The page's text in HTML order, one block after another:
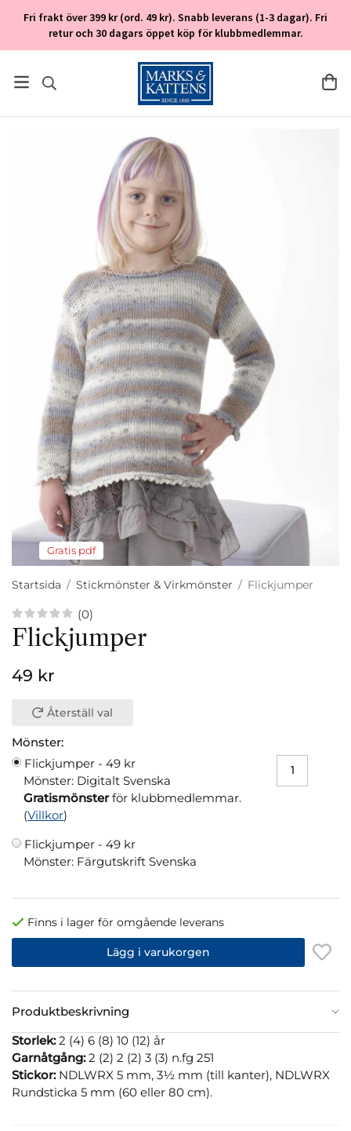
Fri frakt över 399 kr (ord. 49 kr). Snabb leverans (1-3 dagar). Fri
retur och 30 dagars öppet köp för klubbmedlemmar.
Gratis pdf
Startsida / Stickmönster & Virkmönster / Flickjumper
(0)
Flickjumper
49 kr
Återställ val
Mönster:
Flickjumper - 49 kr
Mönster: Digitalt Svenska
Gratismönsterför klubbmedlemmar.
(Villkor)
Flickjumper - 49 kr
Mönster: Färgutskrift Svenska
Finns i lager för omgående leverans
Lägg i varukorgen
Produktbeskrivning
Storlek:2 (4) 6 (8) 10 (12) år
Garnåtgång:2 (2) 2 (2) 3 (3) n.fg 251
Stickor:NDLWRX 5 mm, 3½ mm (till kanter), NDLWRX
Rundsticka 5 mm (60 eller 80 cm).